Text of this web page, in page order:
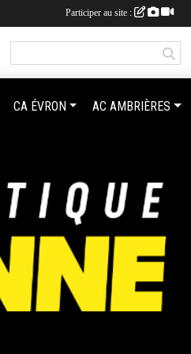
CA ÉVRON AC AMBRIÈRES
Participer au site :